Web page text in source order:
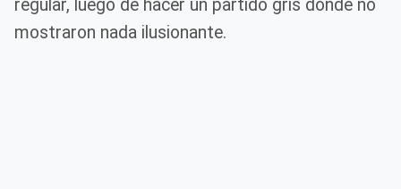
regular, luego de hacer un partido gris dónde no
mostraron nada ilusionante.